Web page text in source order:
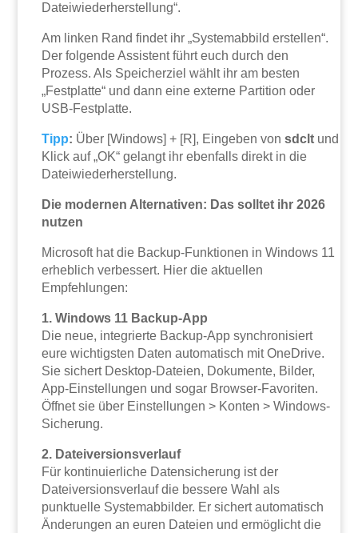
Dateiwiederherstellung“.
Am linken Rand findet ihr „Systemabbild erstellen“.
Der folgende Assistent führt euch durch den
Prozess. Als Speicherziel wählt ihr am besten
„Festplatte“ und dann eine externe Partition oder
USB-Festplatte.
Tipp: Über [Windows] + [R], Eingeben vonsdclt und
Klick auf „OK“ gelangt ihr ebenfalls direkt in die
Dateiwiederherstellung.
Die modernen Alternativen: Das solltet ihr 2026
nutzen
Microsoft hat die Backup-Funktionen in Windows 11
erheblich verbessert. Hier die aktuellen
Empfehlungen:
1. Windows 11 Backup-App
Die neue, integrierte Backup-App synchronisiert
eure wichtigsten Daten automatisch mit OneDrive.
Sie sichert Desktop-Dateien, Dokumente, Bilder,
App-Einstellungen und sogar Browser-Favoriten.
Öffnet sie über Einstellungen > Konten > Windows-
Sicherung.
2. Dateiversionsverlauf
Für kontinuierliche Datensicherung ist der
Dateiversionsverlauf die bessere Wahl als
punktuelle Systemabbilder. Er sichert automatisch
Änderungen an euren Dateien und ermöglicht die